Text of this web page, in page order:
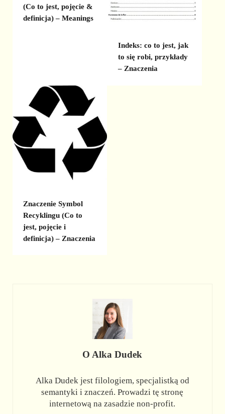
(Co to jest, pojęcie &
definicja) – Meanings
Indeks: co to jest, jak
to się robi, przykłady
– Znaczenia
Znaczenie Symbol
Recyklingu (Co to
jest, pojęcie i
definicja) – Znaczenia
O Alka Dudek
Alka Dudek jest filologiem, specjalistką od
semantyki i znaczeń. Prowadzi tę stronę
internetową na zasadzie non-profit.